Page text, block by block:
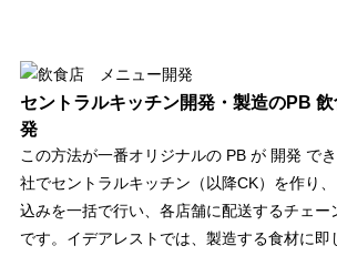
セントラルキッチン開発・製造のPB
発
この方法が一番オリジナルの PB が 開発 で
社でセントラルキッチン（以降CK）を作り
込みを一括で行い、各店舗に配送するチェー
です。イデアレストでは、製造する食材に即